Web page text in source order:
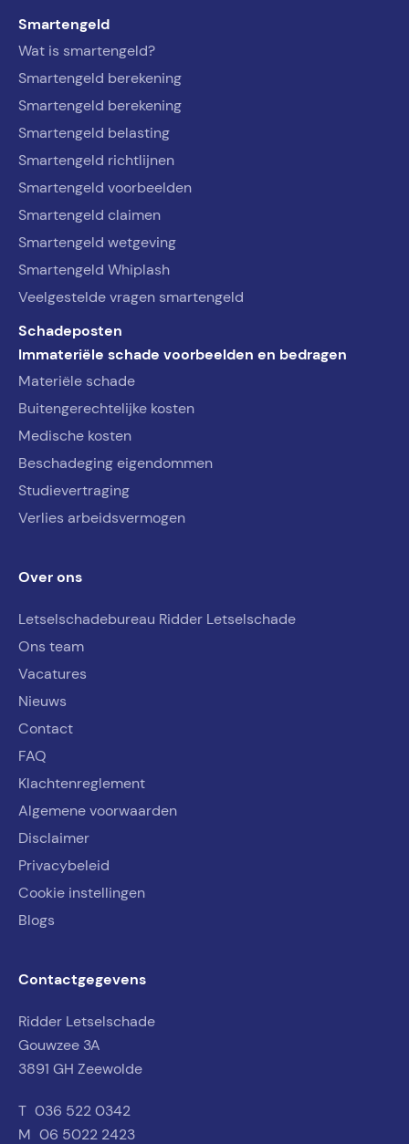
Smartengeld
Wat is smartengeld?
Smartengeld berekening
Smartengeld berekening
Smartengeld belasting
Smartengeld richtlijnen
Smartengeld voorbeelden
Smartengeld claimen
Smartengeld wetgeving
Smartengeld Whiplash
Veelgestelde vragen smartengeld
Schadeposten
Immateriële schade voorbeelden en bedragen
Materiële schade
Buitengerechtelijke kosten
Medische kosten
Beschadeging eigendommen
Studievertraging
Verlies arbeidsvermogen
Over ons
Letselschadebureau Ridder Letselschade
Ons team
Vacatures
Nieuws
Contact
FAQ
Klachtenreglement
Algemene voorwaarden
Disclaimer
Privacybeleid
Cookie instellingen
Blogs
Contactgegevens
Ridder Letselschade
Gouwzee 3A
3891 GH Zeewolde
T 036 522 0342
M 06 5022 2423